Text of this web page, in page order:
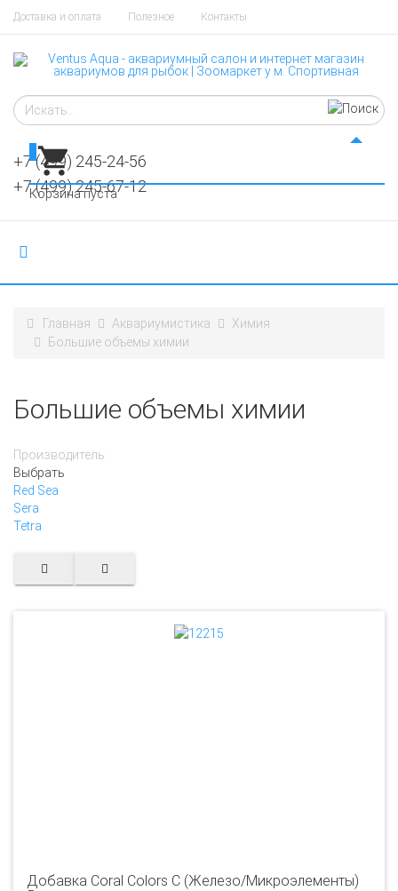
Доставка и оплата Полезное Контакты
+7 (499) 245-24-56
+7 (499) 245-67-12
Корзина пуста
Главная Аквариумистика
Химия
Большие объемы химии
Большие объемы химии
Производитель:
Выбрать
Red Sea
Sera
Tetra
Добавка Coral Colors C (Железо/Микроэлементы)